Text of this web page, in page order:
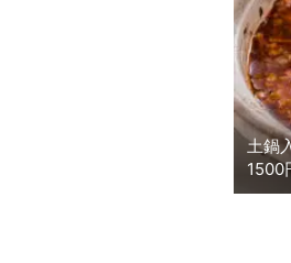
土鍋
1500